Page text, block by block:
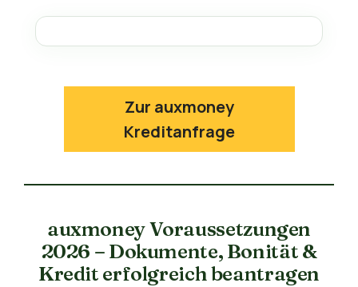
Zur auxmoney
Kreditanfrage
auxmoney Voraussetzungen
2026 – Dokumente, Bonität &
Kredit erfolgreich beantragen